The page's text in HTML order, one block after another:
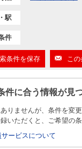
探す
の本（電子ブック）
金額試算
の本（電子ブック）
駅
件
条件を保存 こ
件に合う情報が見
りませんが、条件を変
いただくと、ご希望の
ービスについて